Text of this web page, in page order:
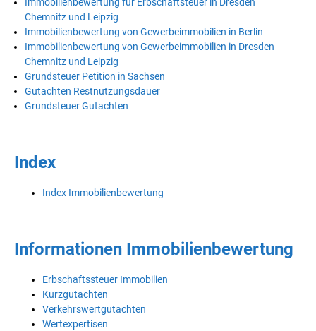
Immobilienbewertung für Erbschaftsteuer in Dresden
Chemnitz und Leipzig
Immobilienbewertung von Gewerbeimmobilien in Berlin
Immobilienbewertung von Gewerbeimmobilien in Dresden
Chemnitz und Leipzig
Grundsteuer Petition in Sachsen
Gutachten Restnutzungsdauer
Grundsteuer Gutachten
Index
Index Immobilienbewertung
Informationen Immobilienbewertung
Erbschaftssteuer Immobilien
Kurzgutachten
Verkehrswertgutachten
Wertexpertisen